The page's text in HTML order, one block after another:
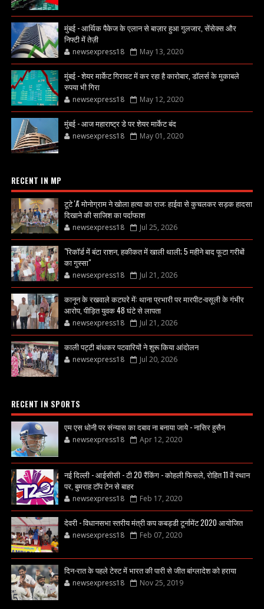
मुंबई - आर्थिक पैकेज के एलान से बाज़ार हुआ गुलजार, सेंसेक्स और
निफ्टी में तेज़ी
newsexpress18 May 13, 2020
मुंबई - शेयर मार्केट गिरावट में कर रहा है कारोबार, डॉलर्स के मुकाबले
रुपया भी गिरा
newsexpress18 May 12, 2020
मुंबई - आज महाराष्ट्र डे पर शेयर मार्केट बंद
newsexpress18 May 01, 2020
RECENT IN MP
टूटे 'A' मोनोग्राम ने खोला हत्या का राज: हाईवा से कुचलकर सड़क हादसा
दिखाने की साजिश का पर्दाफाश
newsexpress18 Jul 25, 2026
"रिकॉर्ड में बंटा राशन, हकीकत में खाली थाली; 5 महीने बाद फूटा गरीबों
का गुस्सा"
newsexpress18 Jul 21, 2026
कानून के रखवाले कटघरे में: थाना प्रभारी पर मारपीट-वसूली के गंभीर
आरोप, पीड़ित युवक 48 घंटे से लापता
newsexpress18 Jul 21, 2026
काली पट्टी बांधकर पटवारियों ने शुरू किया आंदोलन
newsexpress18 Jul 20, 2026
RECENT IN SPORTS
एम एस धोनी पर संन्यास का दबाव ना बनाया जाये - नासिर हुसैन
newsexpress18 Apr 12, 2020
नई दिल्ली - आईसीसी - टी 20 रैंकिंग - कोहली फिसले, रोहित 11 वें स्थान
पर, बुमराह टॉप टेन से बाहर
newsexpress18 Feb 17, 2020
देवरी - विधानसभा स्तरीय मंत्री कप कबड्डी टूर्नामेंट 2020 आयोजित
newsexpress18 Feb 07, 2020
दिन-रात के पहले टेस्ट में भारत की पारी से जीत बांग्लादेश को हराया
newsexpress18 Nov 25, 2019